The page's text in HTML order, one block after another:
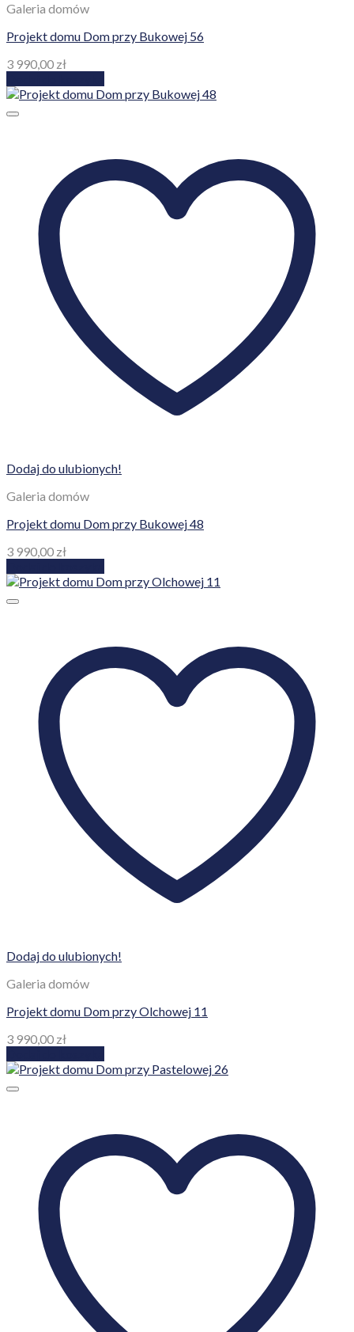
Galeria domów
Projekt domu Dom przy Bukowej 56
3 990,00 zł
Dodaj do ulubionych!
Galeria domów
Projekt domu Dom przy Bukowej 48
3 990,00 zł
Dodaj do ulubionych!
Galeria domów
Projekt domu Dom przy Olchowej 11
3 990,00 zł